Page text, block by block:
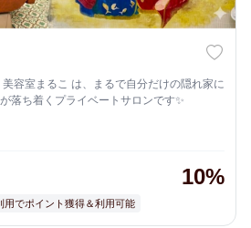
容室まるこ は、まるで自分だけの隠れ家に
落ち着くプライベートサロンです✨
10%
用でポイント獲得＆利用可能